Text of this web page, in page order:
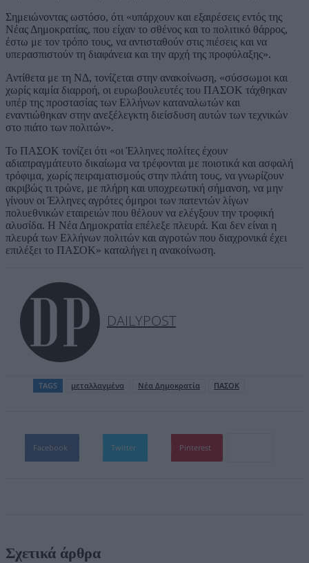
Σημειώνοντας ωστόσο, ότι «υπάρχουν και εξαιρέσεις εντός της
Νέας Δημοκρατίας, που είχαν το σθένος και το πολιτικό θάρρος,
έστω με τον τρόπο τους, να αντισταθούν στις πιέσεις και να
υπερασπιστούν τη διαφάνεια και την αρχή της προφύλαξης».
Αντίθετα με τη ΝΔ, τονίζεται στην ανακοίνωση, «σύσσωμοι και
χωρίς καμία διαρροή, οι ευρωβουλευτές του ΠΑΣΟΚ τάχθηκαν
υπέρ της προστασίας των Ελλήνων καταναλωτών και
εναντιώθηκαν στην ανεξέλεγκτη διείσδυση αυτών των τεχνικών
στο πιάτο των πολιτών».
Το ΠΑΣΟΚ τονίζει ότι «οι Έλληνες πολίτες έχουν
αδιαπραγμάτευτο δικαίωμα να τρέφονται με ποιοτικά και ασφαλή
τρόφιμα, χωρίς πειραματισμούς στην πλάτη τους, να γνωρίζουν
ακριβώς τι τρώνε, με πλήρη και υποχρεωτική σήμανση, να μην
γίνουν οι Έλληνες αγρότες όμηροι των πατεντών λίγων
πολυεθνικών εταιρειών που θέλουν να ελέγξουν την τροφική
αλυσίδα. Η Νέα Δημοκρατία επέλεξε πλευρά. Και δεν είναι η
πλευρά των Ελλήνων πολιτών και αγροτών που διαχρονικά έχει
επιλέξει το ΠΑΣΟΚ» καταλήγει η ανακοίνωση.
DAILYPOST
TAGS μεταλλαγμένα Νέα Δημοκρατία ΠΑΣΟΚ
Facebook Twitter Pinterest
Σχετικά άρθρα